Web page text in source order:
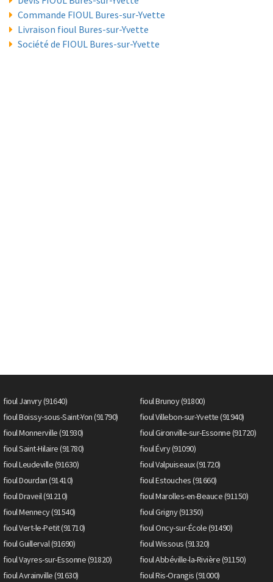
Commande FIOUL Bures-sur-Yvette
Livraison fioul Bures-sur-Yvette
Société de FIOUL Bures-sur-Yvette
fioul Janvry (91640)
fioul Brunoy (91800)
fioul Boissy-sous-Saint-Yon (91790)
fioul Villebon-sur-Yvette (91940)
fioul Monnerville (91930)
fioul Gironville-sur-Essonne (91720)
fioul Saint-Hilaire (91780)
fioul Évry (91090)
fioul Leudeville (91630)
fioul Valpuiseaux (91720)
fioul Dourdan (91410)
fioul Estouches (91660)
fioul Draveil (91210)
fioul Marolles-en-Beauce (91150)
fioul Mennecy (91540)
fioul Grigny (91350)
fioul Vert-le-Petit (91710)
fioul Oncy-sur-École (91490)
fioul Guillerval (91690)
fioul Wissous (91320)
fioul Vayres-sur-Essonne (91820)
fioul Abbéville-la-Rivière (91150)
fioul Avrainville (91630)
fioul Ris-Orangis (91000)